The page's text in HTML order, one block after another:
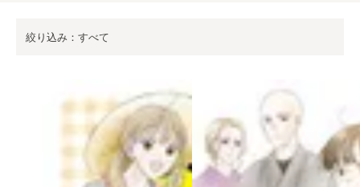
絞り込み：すべて